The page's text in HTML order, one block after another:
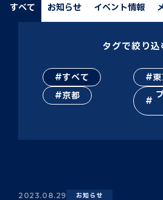
すべて お知らせ イベント情報
タグで絞り込
すべて
京都
2023.08.29 お知らせ